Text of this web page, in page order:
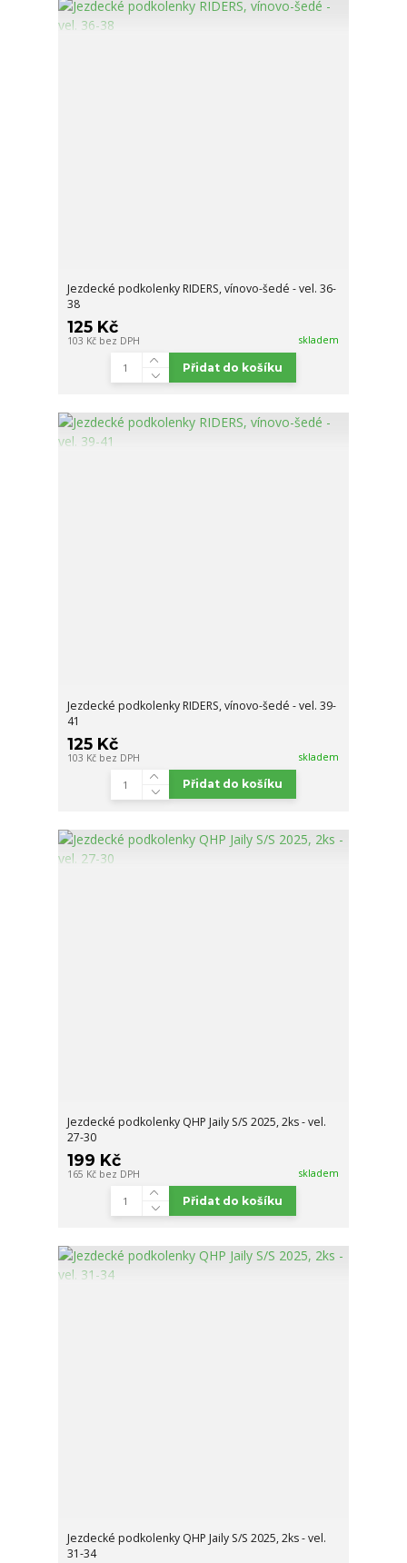
Jezdecké podkolenky RIDERS, vínovo-šedé - vel. 36-
38
125 Kč
103 Kč bez DPH skladem
Přidat do košíku
Jezdecké podkolenky RIDERS, vínovo-šedé - vel. 39-
41
125 Kč
103 Kč bez DPH skladem
Přidat do košíku
Jezdecké podkolenky QHP Jaily S/S 2025, 2ks - vel.
27-30
199 Kč
165 Kč bez DPH skladem
Přidat do košíku
Jezdecké podkolenky QHP Jaily S/S 2025, 2ks - vel.
31-34